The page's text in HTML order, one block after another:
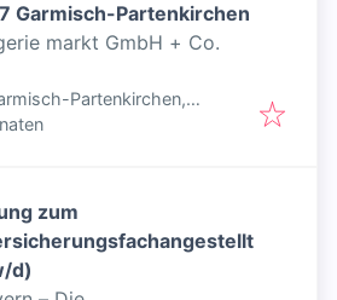
Garmisch-Partenkirchen
markt GmbH + Co.
Partenkirchen,
:
zum
d)